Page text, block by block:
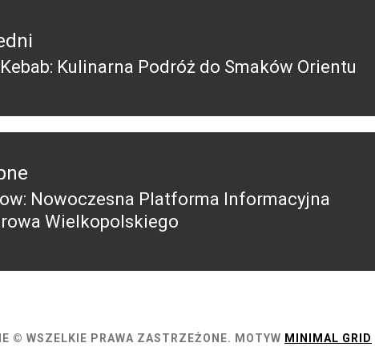
Kulinarna Podróż do Smaków Orientu
Nowoczesna Platforma Informacyjna
Wielkopolskiego
© WSZELKIE PRAWA ZASTRZEŻONE. MOTYW MINIMAL GRID